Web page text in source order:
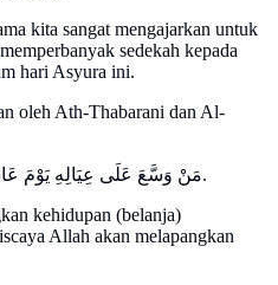
kita sangat mengajarkan untuk
sedekah kepada
hari Asyura ini.
oleh Ath-Thabarani dan Al-
مَنْ وَسَّعَ عَلَى عِيَالِهِ يَوْمَ عَاشُورَاءَ وَسَّعَ اللَّهُ عَلَيْهِ سَائِرَ سَنَتِهِ.
kehidupan (belanja)
Allah akan melapangkan